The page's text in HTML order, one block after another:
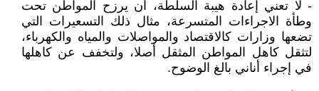
- لا تعني إعادة هيبة السلطة، أن يرزح المواطن تحت
وطأة الاجراءات المتسرعة، مثال ذلك التسعيرات التي
تضعها وزارات كالاقتصاد والمواصلات والمياه والكهرباء،
لتثقل كاهل المواطن المثقل أصلا، ولتخفف عن كاهلها
في إجراء أناني بالغ الوضوح.